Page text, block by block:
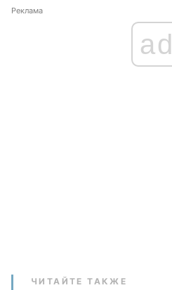
Реклама
ad
ЧИТАЙТЕ ТАКЖЕ